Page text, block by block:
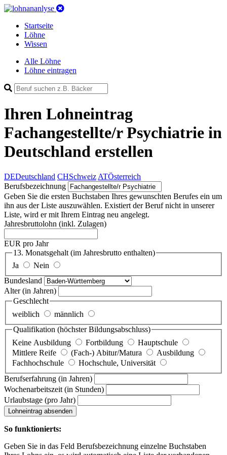
Startseite
Löhne
Wissen
Alle Löhne
Löhne eintragen
Ihren Lohneintrag
Fachangestellte/r Psychiatrie in
Deutschland erstellen
DEDeutschland CHSchweiz ATÖsterreich
Berufsbezeichnung
Geben Sie die ersten Buchstaben Ihres gewunschten Berufes ein um
ihn aus der Liste auszuwählen. Existiert der Beruf nicht in unserer
Liste, wird er mit Ihrem Eintrag neu angelegt.
Jahresbruttolohn (inkl. Zulagen)
EUR pro Jahr
13. Monatsgehalt (im Jahresbrutto enthalten)
Ja
Nein
Bundesland
Alter(in Jahren)
Geschlecht
weiblich
männlich
Qualifikation (höchster Bildungsabschluss)
Keine Ausbildung
Fortbildung
Hauptschule
Mittlere Reife
(Fach-) Abitur/Matura
Ausbildung
Fachhochschule
Hochschule, Universität
Berufserfahrung (in Jahren)
Wochenarbeitszeit (in Stunden)
Urlaubstage (pro Jahr)
Lohneintrag absenden
So funktionierts:
Geben Sie in das Feld Berufsbezeichnung einzelne Buchstaben